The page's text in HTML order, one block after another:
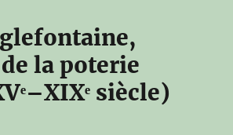
la poterie
siècle)